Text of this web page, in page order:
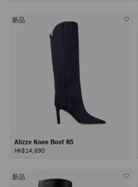
新品
Alizze Knee Boot 85
HK$14,690
新品